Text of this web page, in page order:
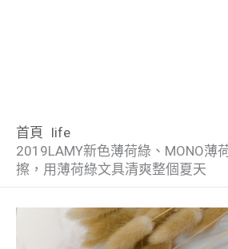
首頁 life
2019LAMY新色薄荷綠、MONO薄
擦，用薄荷綠文具清爽整個夏天